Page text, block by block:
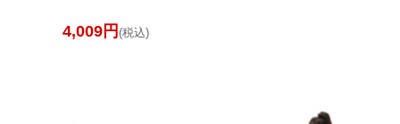
4,009円 (税込)